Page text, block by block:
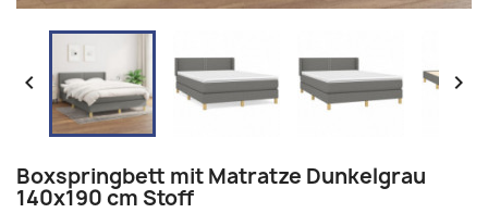
 
Boxspringbett mit Matratze Dunkelgrau
140x190 cm Stoff